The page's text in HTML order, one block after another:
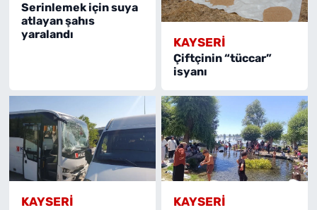
Serinlemek için suya
atlayan şahıs
yaralandı
KAYSERI
Çiftçinin “tüccar”
isyanı
KAYSERI KAYSERI